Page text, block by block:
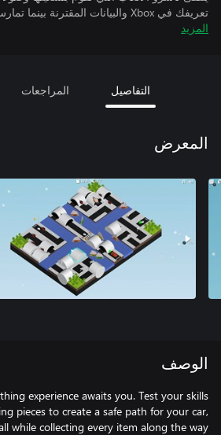
تعريفك في Xbox والبيانات المقترنة بينما تمارس الألعاب.
المزيد
التفاصيل المراجعات
المعرض
الوصف
experience awaits you. Test your skills
pieces to create a safe path for your car,
while collecting every item along the way.